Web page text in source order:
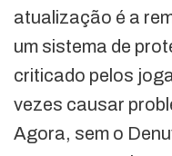
atualização é a
um sistema de
criticado pelos
vezes causar
Agora, sem o